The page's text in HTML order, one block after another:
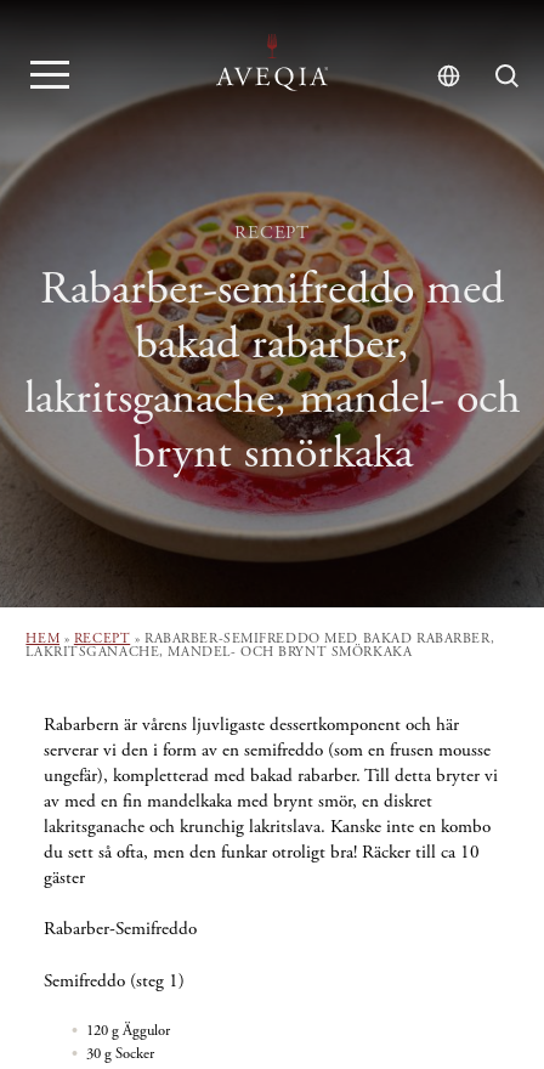
RECEPT
Rabarber-semifreddo med
bakad rabarber,
lakritsganache, mandel- och
brynt smörkaka
HEM » RECEPT » RABARBER-SEMIFREDDO MED BAKAD RABARBER,
LAKRITSGANACHE, MANDEL- OCH BRYNT SMÖRKAKA
Rabarbern är vårens ljuvligaste dessertkomponent och här
serverar vi den i form av en semifreddo (som en frusen mousse
ungefär), kompletterad med bakad rabarber. Till detta bryter vi
av med en fin mandelkaka med brynt smör, en diskret
lakritsganache och krunchig lakritslava. Kanske inte en kombo
du sett så ofta, men den funkar otroligt bra! Räcker till ca 10
gäster
Rabarber-Semifreddo
Semifreddo (steg 1)
120 g Äggulor
30 g Socker